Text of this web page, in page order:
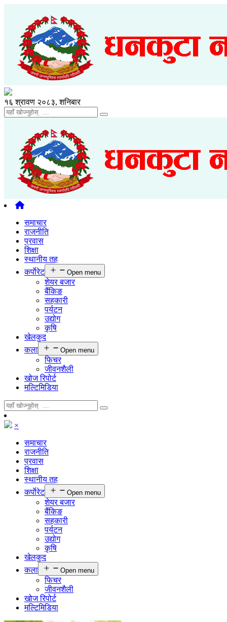
१६ श्रावण २०८३, शनिबार
समाचार
राजनीति
प्रवास
शिक्षा
स्थानीय तह
कर्पाेरेट
Open menu
शेयर बजार
बैंकिङ
सहकारी
पर्यटन
उद्योग
कृषि
खेलकुद
कला
Open menu
फिचर
जीवनशैली
खोज रिपोर्ट
मल्टिमिडिया
×
समाचार
राजनीति
प्रवास
शिक्षा
स्थानीय तह
कर्पाेरेट
Open menu
शेयर बजार
बैंकिङ
सहकारी
पर्यटन
उद्योग
कृषि
खेलकुद
कला
Open menu
फिचर
जीवनशैली
खोज रिपोर्ट
मल्टिमिडिया